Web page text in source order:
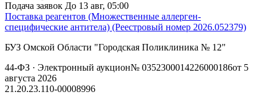
Подача заявок До 13 авг, 05:00
Поставка реагентов (Множественные аллерген-
специфические антитела) (Реестровый номер 2026.052379)
БУЗ Омской Области "Городская Поликлиника № 12"
44-ФЗ · Электронный аукцион№ 0352300014226000186от 5
августа 2026
21.20.23.110-00008996